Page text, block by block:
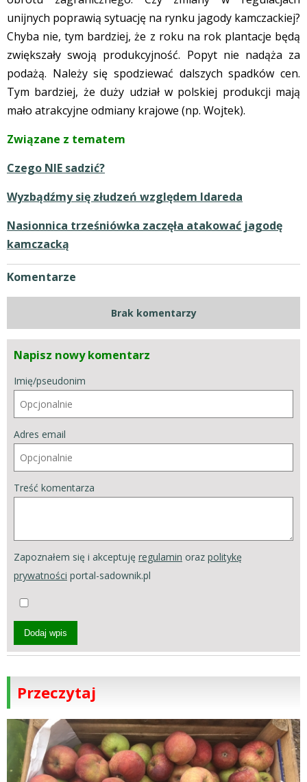
unijnych poprawią sytuację na rynku jagody kamczackiej?
Chyba nie, tym bardziej, że z roku na rok plantacje będą
zwiększały swoją produkcyjność. Popyt nie nadąża za
podażą. Należy się spodziewać dalszych spadków cen.
Tym bardziej, że duży udział w polskiej produkcji mają
mało atrakcyjne odmiany krajowe (np. Wojtek).
Związane z tematem
Czego NIE sadzić?
Wyzbądźmy się złudzeń względem Idareda
Nasionnica trześniówka zaczęła atakować jagodę
kamczacką
Komentarze
Brak komentarzy
Napisz nowy komentarz
Imię/pseudonim
Adres email
Treść komentarza
Zapoznałem się i akceptuję regulamin oraz politykę
prywatności portal-sadownik.pl
Dodaj wpis
Przeczytaj